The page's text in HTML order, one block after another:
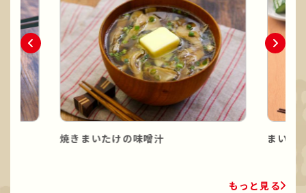
焼きまいたけの味噌汁 まいた
もっと見る